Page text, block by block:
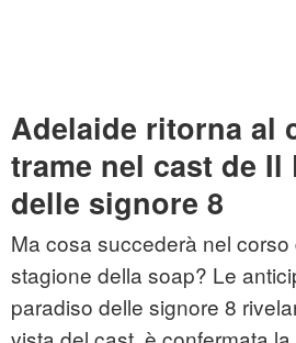
Adelaide ritorna al
trame nel cast de Il
delle signore 8
Ma cosa succederà nel
stagione della soap? Le
paradiso delle signore 8